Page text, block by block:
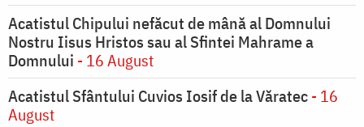
Acatistul Chipului nefăcut de mână al Domnului
Nostru Iisus Hristos sau al Sfintei Mahrame a
Domnului - 16 August
Acatistul Sfântului Cuvios Iosif de la Văratec- 16
August